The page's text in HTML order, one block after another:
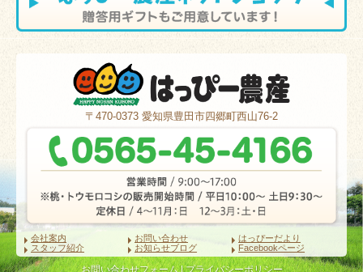
〒470-0373 愛知県豊田市四郷町西山76-2
会社案内 お問い合わせ
はっぴーだより
スタッフ紹介
お知らせブログ Facebookページ
お問い合わせフォーム|プライバシーポリシー